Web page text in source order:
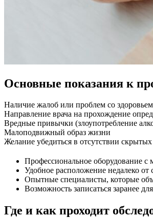
Основные показания к
Наличие жалоб или проблем со
Направление врача на прохождение
Вредные привычки (злоупотребление
Малоподвижный образ жизни
Желание убедиться в отсутствии
Профессиональное оборудование
Удобное расположение недалеко
Опытные специалисты, которые
Возможность записаться заранее
Где и как проходит